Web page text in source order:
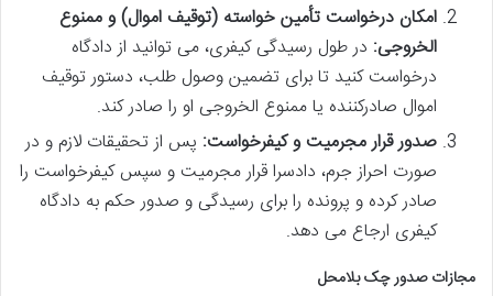
امکان درخواست تأمین خواسته (توقیف اموال) و ممنوع
الخروجی: در طول رسیدگی کیفری، می توانید از دادگاه
درخواست کنید تا برای تضمین وصول طلب، دستور توقیف
اموال صادرکننده یا ممنوع الخروجی او را صادر کند.
صدور قرار مجرمیت و کیفرخواست: پس از تحقیقات لازم و در
صورت احراز جرم، دادسرا قرار مجرمیت و سپس کیفرخواست را
صادر کرده و پرونده را برای رسیدگی و صدور حکم به دادگاه
کیفری ارجاع می دهد.
مجازات صدور چک بلامحل